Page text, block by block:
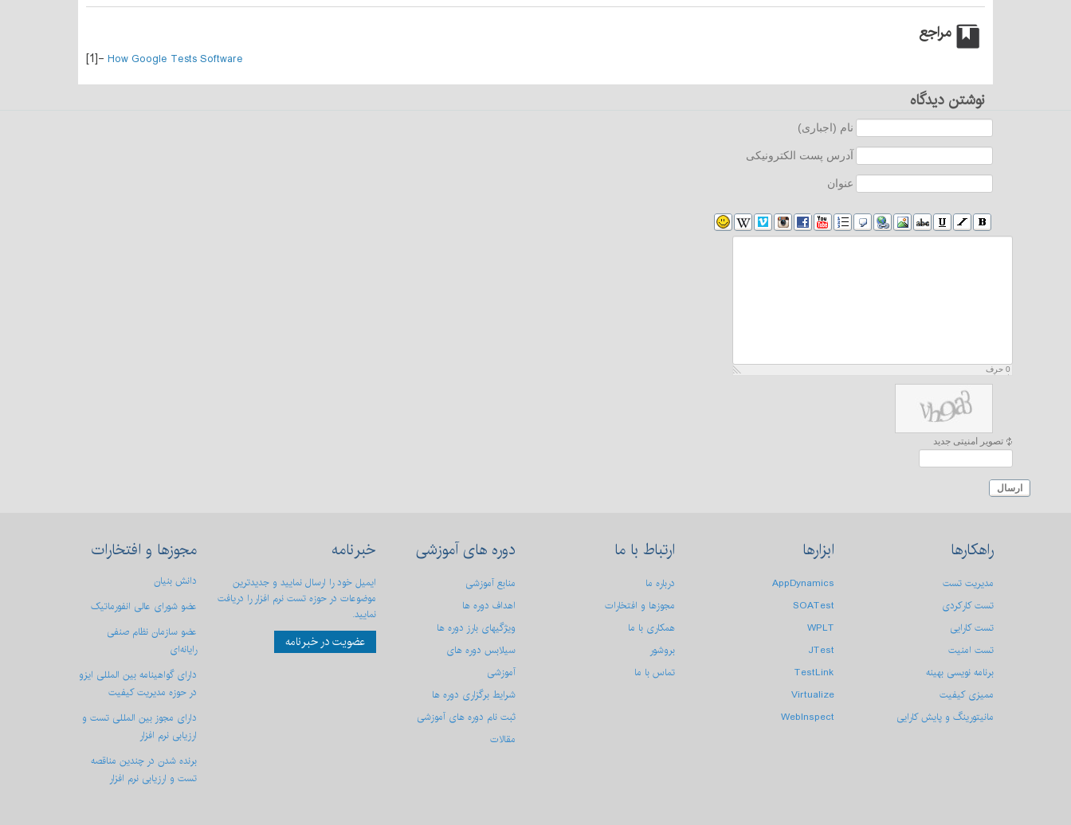
مراجع
[1]- How Google Tests Software
نوشتن دیدگاه
نام (اجباری)
آدرس پست الکترونیکی
عنوان
0حرف
باقیمانده
تصویر امنیتی جدید
ارسال
راهکارها
مدیریت تست
تست کارکردی
تست كارایی
تست امنیت
برنامه نویسی بهینه
ممیزی کیفیت
مانیتورینگ و پایش کارایی
ابزارها
AppDynamics
SOATest
WPLT
JTest
TestLink
Virtualize
WebInspect
ارتباط با ما
درباره ما
مجوزها و افتخارات
همکاری با ما
بروشور
تماس با ما
دورههای آموزشی
منابع آموزشی
اهداف دوره ها
ویژگیهای بارز دوره ها
سیلابس دوره های
آموزشی
شرایط برگزاری دوره ها
ثبت نام دوره های آموزشی
مقالات
خبرنامه
ایمیل خود را ارسال نمایید و جدیدترین
موضوعات در حوزه تست نرم افزار را دریافت
نمایید.
عضویت در خبرنامه
مجوزها و افتخارات
دانش بنیان
عضو شورای عالی انفورماتیک
عضو سازمان نظام صنفی
رایانه‌ای
دارای گواهینامه بین المللی ایزو
در حوزه مدیریت کیفیت
دارای مجوز بین المللی تست و
ارزیابی نرم افزار
برنده شدن در چندین مناقصه
تست و ارزیابی نرم افزار